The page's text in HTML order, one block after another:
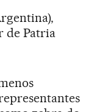
de Patria